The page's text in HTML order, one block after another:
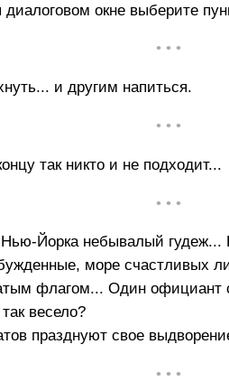
окне выберите
• • •
и другим напиться.
• • •
так никто и не подходит...
• • •
Йорка небывалый
море счастливых
флагом... Один официант
весело?
празднуют свое
• • •